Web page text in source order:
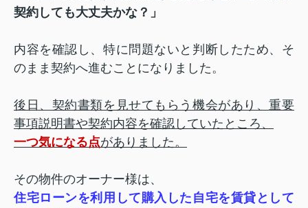
契約しても大丈夫かな？」
内容を確認し、特に問題ないと判断したため、そ
のまま契約へ進むことになりました。
後日、契約書類を見せてもらう機会があり、重要
事項説明書や契約内容を確認していたところ、
一つ気になる点がありました。
その物件のオーナー様は、
住宅ローンを利用して購入した自宅を賃貸として